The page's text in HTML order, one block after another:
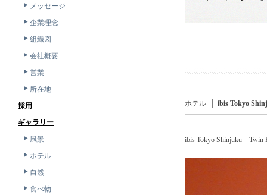
メッセージ
企業理念
組織図
会社概要
営業
所在地
採用
ギャラリー
風景
ホテル
自然
食べ物
ホテル ibis Tokyo
ibis Tokyo Shinjuku Twin